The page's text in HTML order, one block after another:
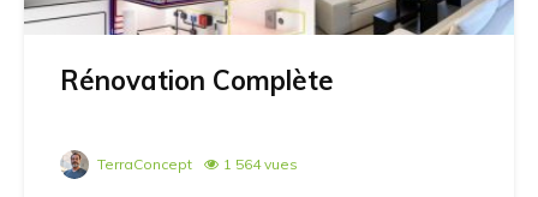
Rénovation Complète
TerraConcept 1 564 vues